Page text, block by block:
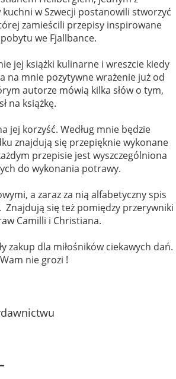
w Szwecji postanowili stworzyć
zamieścili przepisy inspirowane
we Fjallbance.
jej książki kulinarne i wreszcie kiedy
na mnie pozytywne wrażenie już od
autorze mówią kilka słów o tym,
na książkę.
jej korzyść. Według mnie będzie
znajdują się przepięknie wykonane
przepisie jest wyszczególniona
do wykonania potrawy.
a zaraz za nią alfabetyczny spis
Znajdują się też pomiędzy przerywniki
Camilli i Christiana.
zakup dla miłośników ciekawych dań.
nie grozi !